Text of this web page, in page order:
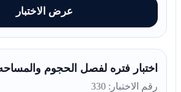
عرض الاختبار
اختبار فتره لفصل الحجوم والمساحه
رقم الاختبار: 330